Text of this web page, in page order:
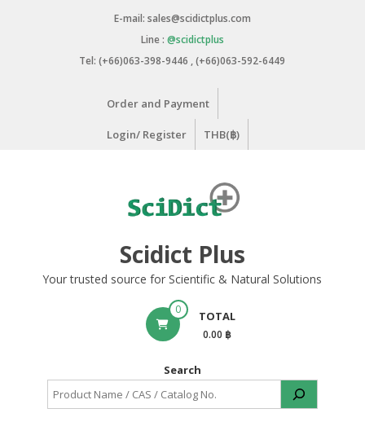
E-mail: sales@scidictplus.com
Line : @scidictplus
Tel: (+66)063-398-9446 , (+66)063-592-6449
Order and Payment
Login/ Register THB(฿)
Scidict Plus
Your trusted source for Scientific & Natural Solutions
0 TOTAL
0.00 ฿
Search